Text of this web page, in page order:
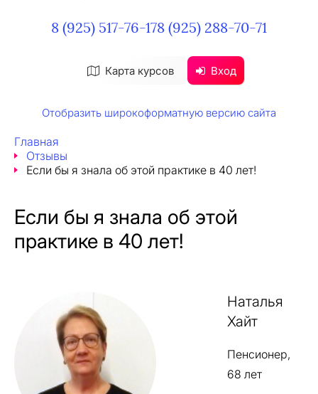
Карта курсов Вход
8 (925) 517-76-178 (925) 288-70-71
Отобразить широкоформатную версию сайта
Главная
Отзывы
Если бы я знала об этой практике в 40 лет!
Если бы я знала об этой
практике в 40 лет!
Наталья
Хайт
Пенсионер,
68 лет